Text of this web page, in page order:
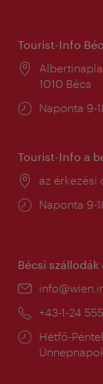
Tourist-Info
Helyszín:
1010 Bécs
Nyitva
Naponta 9-
Tourist-Info a
Helyszín:
az érkezési
Nyitva
Naponta 9-
Bécsi szállodák
E-
Telefon:
+43-1-24 555
Nyitva
tartás:
Hétfő-